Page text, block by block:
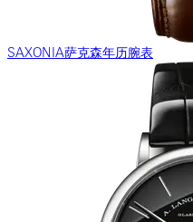
SAXONIA萨克森年历腕表